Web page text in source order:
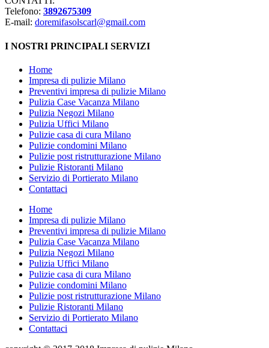
Telefono: 3892675309
E-mail: doremifasolscarl@gmail.com
I NOSTRI PRINCIPALI SERVIZI
Home
Impresa di pulizie Milano
Preventivi impresa di pulizie Milano
Pulizia Case Vacanza Milano
Pulizia Negozi Milano
Pulizia Uffici Milano
Pulizie casa di cura Milano
Pulizie condomini Milano
Pulizie post ristrutturazione Milano
Pulizie Ristoranti Milano
Servizio di Portierato Milano
Contattaci
Home
Impresa di pulizie Milano
Preventivi impresa di pulizie Milano
Pulizia Case Vacanza Milano
Pulizia Negozi Milano
Pulizia Uffici Milano
Pulizie casa di cura Milano
Pulizie condomini Milano
Pulizie post ristrutturazione Milano
Pulizie Ristoranti Milano
Servizio di Portierato Milano
Contattaci